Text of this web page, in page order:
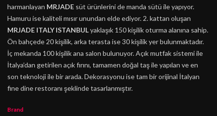
harmanlayan MRJADE süt ürünlerini de manda sütü ile yapıyor.
Hamuru ise kaliteli mısır unundan elde ediyor. 2. kattan oluşan
MRJADE ITALY ISTANBULyaklaşık 150 kişilik oturma alanına sahip.
Ön bahçede 20 kişilik, arka terasta ise 30 kişilik yer bulunmaktadır.
İç mekanda 100 kişilik ana salon bulunuyor. Açık mutfak sistemi ile
İtalya’dan getirilen açık fırını, tamamen doğal taş ile yapılan ve en
son teknoloji ile bir arada. Dekorasyonu ise tam bir orijinal İtalyan
fine dine restoranı şeklinde tasarlanmıştır.
Brand